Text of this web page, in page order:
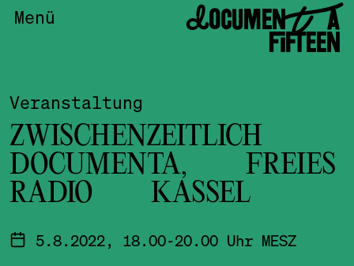
Menü DOCUMENTA
FIFTEEN
Veranstaltung
ZWISCHENZEITLICH
DOCUMENTA, FREIES
RADIO KASSEL
5.8.2022, 18.00-20.00 Uhr MESZ